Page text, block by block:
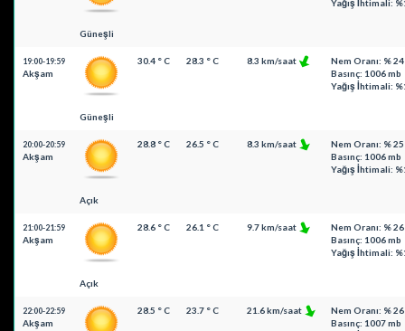
Güneşli
Yağış İhtimali:
19:00-19:59
Akşam
Güneşli
30.4 ° C 28.3 ° C 8.3 km/saat
Nem Oranı: % 24
Basınç: 1006 mb
Yağış İhtimali:
20:00-20:59
Akşam
Açık
28.8 ° C 26.5 ° C 8.3 km/saat
Nem Oranı: % 25
Basınç: 1006 mb
Yağış İhtimali:
21:00-21:59
Akşam
Açık
28.6 ° C 26.1 ° C 9.7 km/saat
Nem Oranı: % 26
Basınç: 1006 mb
Yağış İhtimali:
22:00-22:59
Akşam
28.5 ° C 23.7 ° C 21.6 km/saat
Nem Oranı: % 26
Basınç: 1007 mb